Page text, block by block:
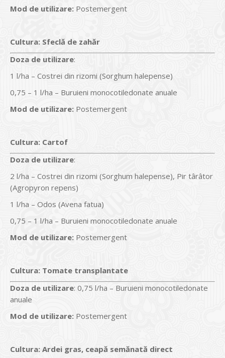
Mod de utilizare: Postemergent
Cultura: Sfeclă de zahăr
Doza de utilizare:
1 l/ha – Costrei din rizomi (Sorghum halepense)
0,75 – 1 l/ha – Buruieni monocotiledonate anuale
Mod de utilizare: Postemergent
Cultura: Cartof
Doza de utilizare:
2 l/ha – Costrei din rizomi (Sorghum halepense), Pir târâtor
(Agropyron repens)
1 l/ha – Odos (Avena fatua)
0,75 – 1 l/ha – Buruieni monocotiledonate anuale
Mod de utilizare: Postemergent
Cultura: Tomate transplantate
Doza de utilizare: 0,75 l/ha – Buruieni monocotiledonate
anuale
Mod de utilizare: Postemergent
Cultura: Ardei gras, ceapă semănată direct